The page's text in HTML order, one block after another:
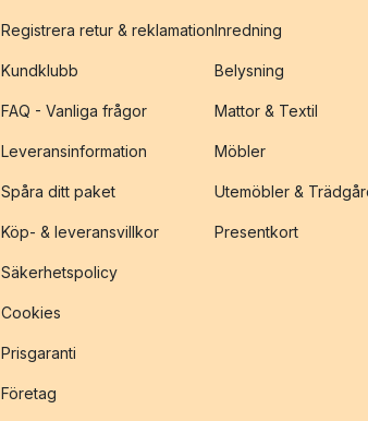
Registrera retur & reklamation
Kundklubb
FAQ - Vanliga frågor
Leveransinformation
Spåra ditt paket
Köp- & leveransvillkor
Säkerhetspolicy
Cookies
Prisgaranti
Företag
Inredning
Belysning
Mattor & Textil
Möbler
Utemöbler &
Presentkort